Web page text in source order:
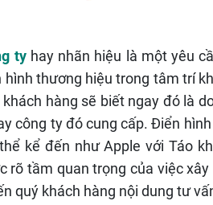
tyhay nhãn hiệu là một yêu
hình thương hiệu trong tâm trí
khách hàng sẽ biết ngay đó là
công ty đó cung cấp. Điển
kể đến như Apple với Táo
rõ tầm quan trọng của việc
quý khách hàng nội dung tư